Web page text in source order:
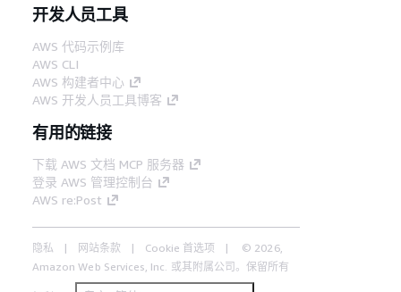
开发人员工具
AWS 代码示例库
AWS CLI
AWS 构建者中心
AWS 开发人员工具博客
有用的链接
下载 AWS 文档 MCP 服务器
登录 AWS 管理控制台
AWS re:Post
隐私 网站条款 Cookie 首选项
© 2026,
Amazon Web Services, Inc. 或其附属公司。保留所有